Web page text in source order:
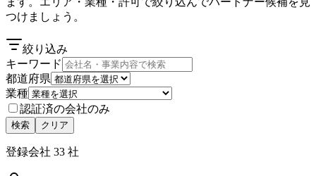
つけましょう。
絞り込み
キーワード
都道府県
業種
認証済の会社のみ
検索 クリア
登録会社 33 社